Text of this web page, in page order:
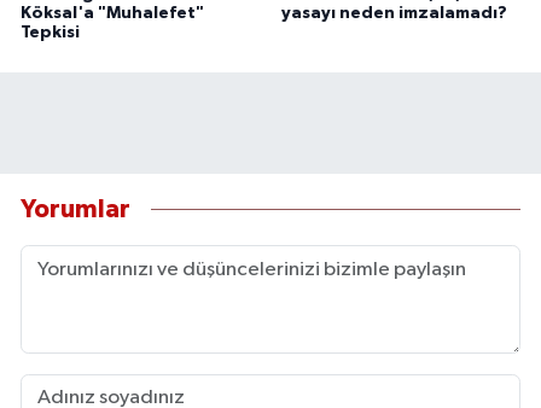
Köksal'a "Muhalefet"
Tepkisi
yasayı neden imzalamadı?
Yorumlar